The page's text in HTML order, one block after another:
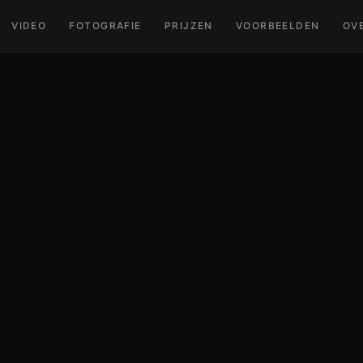
VIDEO FOTOGRAFIE PRIJZEN VOORBEELDEN